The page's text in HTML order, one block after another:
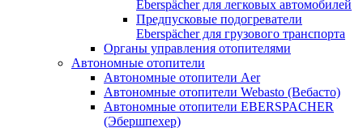
Eberspächer для легковых автомобилей
Предпусковые подогреватели
Eberspächer для грузового транспорта
Органы управления отопителями
Автономные отопители
Автономные отопители Аer
Автономные отопители Webasto (Вебасто)
Автономные отопители EBERSPACHER
(Эбершпехер)